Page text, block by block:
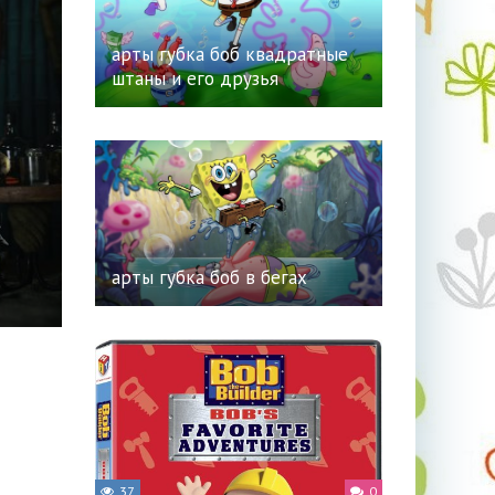
арты губка боб квадратные
штаны и его друзья
арты губка боб в бегах
37 0